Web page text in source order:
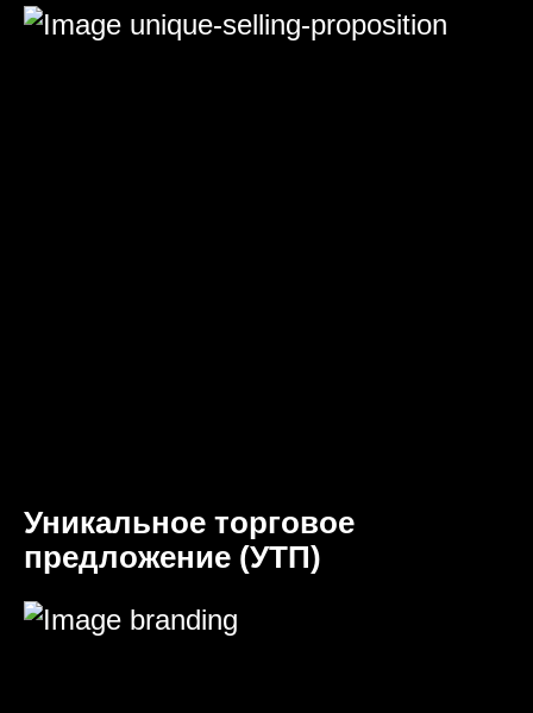
Уникальное торговое
предложение (УТП)